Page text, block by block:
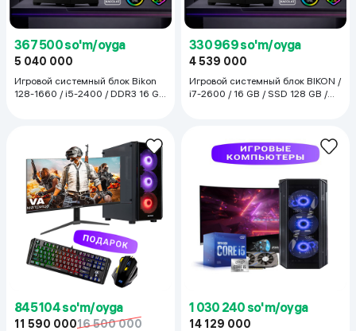
367 500 so'm/oyga
5 040 000
Игровой системный блок Bikon
128-1660 / i5-2400 / DDR3 16 GB
330 969 so'm/oyga
4 539 000
Игровой системный блок BIKON /
i7-2600 / 16 GB / SSD 128 GB /
845 104 so'm/oyga
11 590 00016 500 000
1 030 240 so'm/oyga
14 129 000